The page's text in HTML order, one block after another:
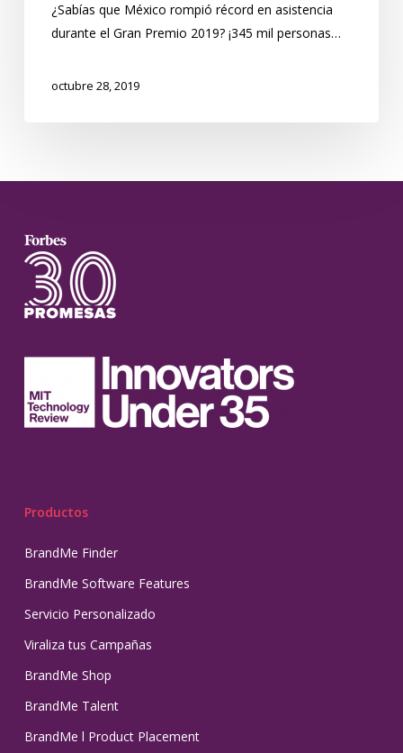
¿Sabías que México rompió récord en asistencia
durante el Gran Premio 2019? ¡345 mil personas…
octubre 28, 2019
Productos
BrandMe Finder
BrandMe Software Features
Servicio Personalizado
Viraliza tus Campañas
BrandMe Shop
BrandMe Talent
BrandMe l Product Placement